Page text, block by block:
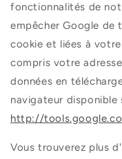
fonctionnalités de
empêcher Google de
cookie et liées à
compris votre
données en
navigateur disponible
http://
Vous trouverez plus